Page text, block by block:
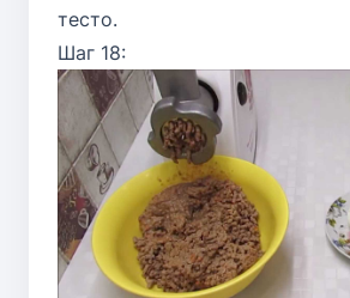
тесто.
Шаг 18: